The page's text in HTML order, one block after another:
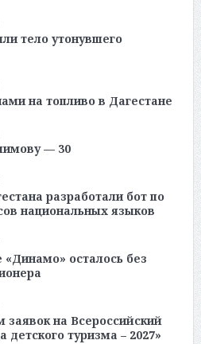
тело утонувшего
на топливо в Дагестане
— 30
разработали бот по
национальных языков
осталось без
заявок на Всероссийский
детского туризма – 2027»